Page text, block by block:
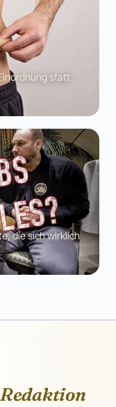
statt
die sich wirklich
Redaktion